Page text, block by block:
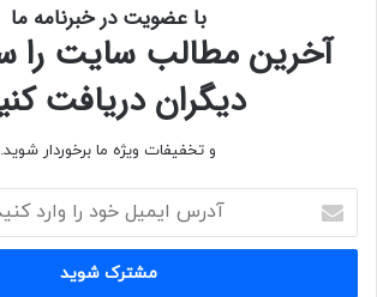
با عضویت در خبرنامه ما
آخرین مطالب سایت را
دیگران دریافت
و تخفیفات ویژه ما برخوردار شوید.
ایمیل
خود